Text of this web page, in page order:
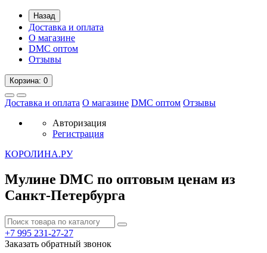
Назад
Доставка и оплата
О магазине
DMC оптом
Отзывы
Корзина: 0
Доставка и оплата О магазине DMC оптом Отзывы
Авторизация
Регистрация
КОРОЛИНА.РУ
Мулине DMC по оптовым ценам из
Санкт-Петербурга
+7 995 231-27-27
Заказать обратный звонок